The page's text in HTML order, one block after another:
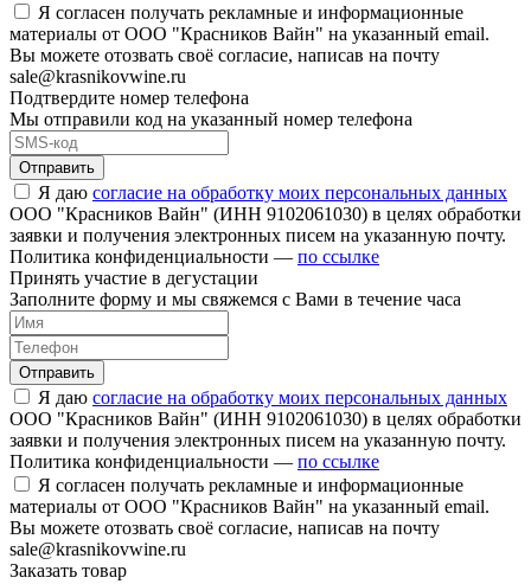
Я согласен получать рекламные и информационные
материалы от ООО "Красников Вайн" на указанный email.
Вы можете отозвать своё согласие, написав на почту
sale@krasnikovwine.ru
Подтвердите номер телефона
Мы отправили код на указанный номер телефона
Отправить
Я даю согласие на обработку моих персональных данных
ООО "Красников Вайн" (ИНН 9102061030) в целях обработки
заявки и получения электронных писем на указанную почту.
Политика конфиденциальности — по ссылке
Принять участие в дегустации
Заполните форму и мы свяжемся с Вами в течение часа
Отправить
Я даю согласие на обработку моих персональных данных
ООО "Красников Вайн" (ИНН 9102061030) в целях обработки
заявки и получения электронных писем на указанную почту.
Политика конфиденциальности — по ссылке
Я согласен получать рекламные и информационные
материалы от ООО "Красников Вайн" на указанный email.
Вы можете отозвать своё согласие, написав на почту
sale@krasnikovwine.ru
Заказать товар